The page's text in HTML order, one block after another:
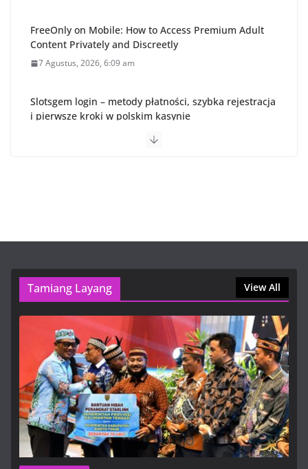
FreeOnly on Mobile: How to Access Premium Adult
Content Privately and Discreetly
7 Agustus, 2026, 6:09 am
Slotsgem login – metody płatności, szybka rejestracja
i pierwsze kroki w polskim kasynie
OnlyFans VIP Free: How to Safely Access Premium
6 Agustus, 2026, 5:30 pm
Pemkab Bartim Terima 70 Unit
Starlink Hibah Pemprov Kalteng,
Perkuat Layanan Publik
7 Agustus, 2026, 11:30 am
Tamiang Layang View All